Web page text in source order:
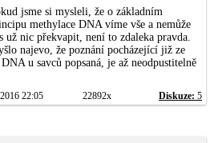
jsme si mysleli, že o základním
methylace DNA víme vše a nemůže
už nic překvapit, není to zdaleka pravda.
najevo, že poznání pocházející již ze
u savců popsaná, je až neodpustitelně
22:05 22892x Diskuze: 5